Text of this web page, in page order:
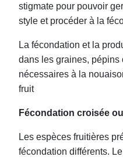
stigmate pour pouvoir
style et procéder à la
La fécondation et la
dans les graines, pépins
nécessaires à la
fruit
Fécondation croisée
Les espèces fruitières
fécondation différents.